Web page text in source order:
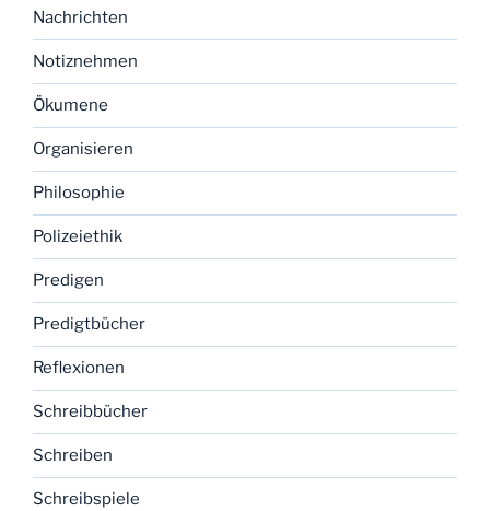
Nachrichten
Notiznehmen
Ökumene
Organisieren
Philosophie
Polizeiethik
Predigen
Predigtbücher
Reflexionen
Schreibbücher
Schreiben
Schreibspiele